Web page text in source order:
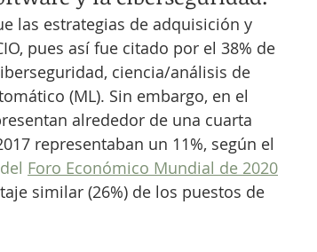
las estrategias de adquisición y
pues así fue citado por el 38% de
ciencia/análisis de
(ML). Sin embargo, en el
alrededor de una cuarta
representaban un 11%, según el
Foro Económico Mundial de 2020
similar (26%) de los puestos de